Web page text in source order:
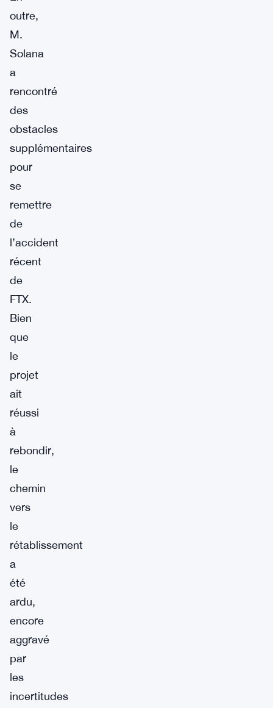
outre,
M.
Solana
a
rencontré
des
obstacles
supplémentaires
pour
se
remettre
de
l’accident
récent
de
FTX.
Bien
que
le
projet
ait
réussi
à
rebondir,
le
chemin
vers
le
rétablissement
a
été
ardu,
encore
aggravé
par
les
incertitudes